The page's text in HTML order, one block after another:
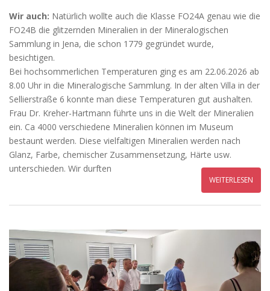
Wir auch: Natürlich wollte auch die Klasse FO24A genau wie die
FO24B die glitzernden Mineralien in der Mineralogischen
Sammlung in Jena, die schon 1779 gegründet wurde,
besichtigen.
Bei hochsommerlichen Temperaturen ging es am 22.06.2026 ab
8.00 Uhr in die Mineralogische Sammlung. In der alten Villa in der
Sellierstraße 6 konnte man diese Temperaturen gut aushalten.
Frau Dr. Kreher-Hartmann führte uns in die Welt der Mineralien
ein. Ca 4000 verschiedene Mineralien können im Museum
bestaunt werden. Diese vielfaltigen Mineralien werden nach
Glanz, Farbe, chemischer Zusammensetzung, Härte usw.
unterschieden. Wir durften
WEITERLESEN